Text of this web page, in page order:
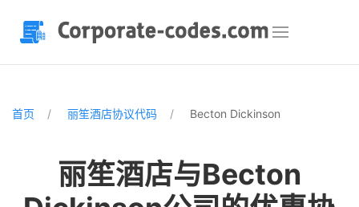
首页 丽笙酒店协议代码 Becton Dickinson
丽笙酒店与Becton